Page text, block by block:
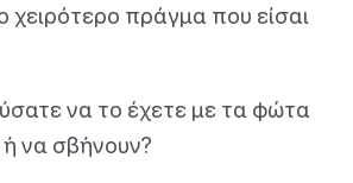
χειρότερο πράγμα που είσαι
να το έχετε με τα φώτα
να σβήνουν?